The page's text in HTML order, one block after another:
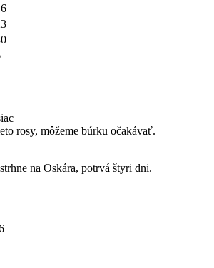
rosy, môžeme búrku očakávať.
na Oskára, potrvá štyri dni.